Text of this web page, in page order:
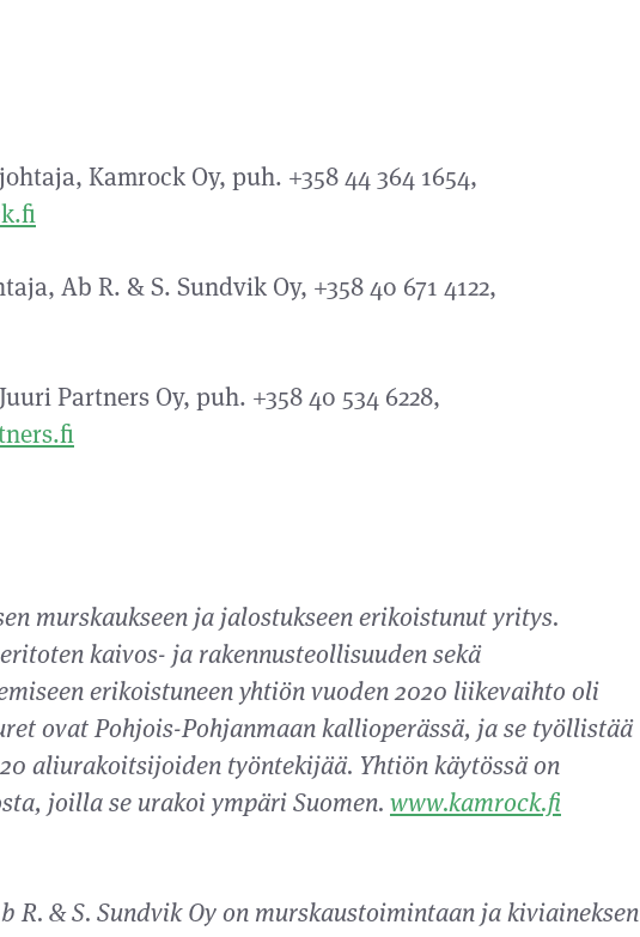
Kamrock Oy, puh. +358 44 364 1654,
Ab R. & S. Sundvik Oy, +358 40 671 4122,
Partners Oy, puh. +358 40 534 6228,
murskaukseen ja jalostukseen erikoistunut yritys.
kaivos- ja rakennusteollisuuden sekä
erikoistuneen yhtiön vuoden 2020 liikevaihto oli
ovat Pohjois-Pohjanmaan kallioperässä, ja se työllistää
aliurakoitsijoiden työntekijää. Yhtiön käytössä on
joilla se urakoi ympäri Suomen. www.kamrock.fi
R. & S. Sundvik Oy on murskaustoimintaan ja kiviaineksen